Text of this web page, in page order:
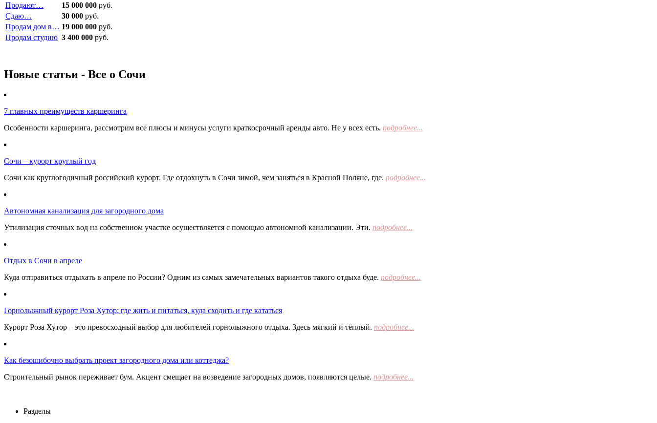
Продают…
15 000 000 руб.
Сдаю…
30 000 руб.
Продам дом в… 19 000 000 руб.
Продам студию 3 400 000 руб.
Новые статьи - Все о Сочи
7 главных преимуществ каршеринга
Особенности каршеринга, рассмотрим все плюсы и минусы услуги краткосрочный аренды авто. Не у всех есть. подробнее...
Сочи – курорт круглый год
Сочи как круглогодичный российский курорт. Где отдохнуть в Сочи зимой, чем заняться в Красной Поляне, где. подробнее...
Автономная канализация для загородного дома
Утилизация сточных вод на собственном участке осуществляется с помощью автономной канализации. Эти. подробнее...
Отдых в Сочи в апреле
Куда отправиться отдыхать в апреле по России? Одним из самых замечательных вариантов такого отдыха буде. подробнее...
Горнолыжный курорт Роза Хутор: где жить и питаться, куда сходить и где кататься
Курорт Роза Хутор – это превосходный выбор для любителей горнолыжного отдыха. Здесь мягкий и тёплый. подробнее...
Как безошибочно выбрать проект загородного дома или коттеджа?
Строительный рынок переживает бум. Акцент смещает на возведение загородных домов, появляются целые. подробнее...
Разделы